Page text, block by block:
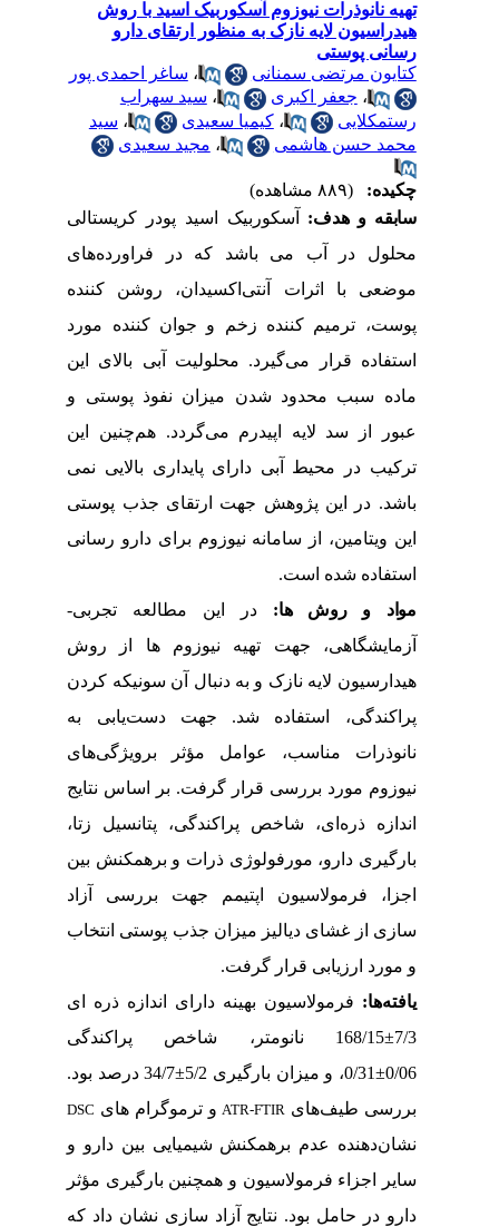
تهیه نانوذرات نیوزوم آسکوربیک اسید با روش
هیدراسیون لایه نازک به منظور ارتقای دارو
رسانی پوستی
کتایون مرتضی سمنانی
،ساغر احمدی پور
،جعفر اکبری ،سید سهراب
رستمکلایی
،کیمیا سعیدی ،سید
محمد حسن هاشمی
،مجید سعیدی
چکیده:
سابقه و هدف: آسکوربیک اسید پودر کریستالی
محلول در آب می باشد که در فراوردههای
موضعی با اثرات آنتیاکسیدان، روشن کننده
پوست، ترمیم کننده زخم و جوان کننده مورد
استفاده قرار میگیرد. محلولیت آبی بالای این
ماده سبب محدود شدن میزان نفوذ پوستی و
عبور از سد لایه اپیدرم میگردد. همچنین این
ترکیب در محیط آبی دارای پایداری بالایی نمی
باشد. در این پژوهش جهت ارتقای جذب پوستی
این ویتامین، از سامانه نیوزوم برای دارو رسانی
استفاده شده است.
مواد و روش
ها:
در این مطالعه تجربی-
آزمایشگاهی، جهت تهیه نیوزوم ها از روش
هیدارسیون لایه نازک و به دنبال آن سونیکه کردن
پراکندگی، استفاده شد. جهت دستیابی به
نانوذرات مناسب، عوامل مؤثر برویژگی‌های
نیوزوم مورد بررسی قرار گرفت. بر اساس نتایج
اندازه ذره ای، شاخص پراکندگی، پتانسیل زتا،
بارگیری دارو، مورفولوژی ذرات و برهمکنش بین
اجزا، فرمولاسیون اپتیمم جهت بررسی آزاد
سازی از غشای دیالیز میزان جذب پوستی انتخاب
و مورد ارزیابی قرار گرفت.
یافتهها: فرمولاسیون بهینه دارای اندازه ذره ای
7/3
±
168/15 نانومتر، شاخص پراکندگی
0/06
±0/31، و میزان بارگیری 5/2 ±
34/7 درصد بود.
بررسی طیف‌هایATR-FTIRو ترموگرام هایDSC
نشان‌دهنده عدم برهمکنش شیمیایی بین دارو و
سایر اجزاء فرمولاسیون و همچنین بارگیری مؤثر
دارو در حامل بود. نتایج آزاد سازی نشان داد که